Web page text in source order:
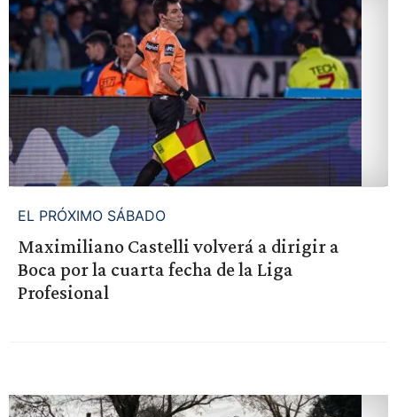
EL PRÓXIMO SÁBADO
Maximiliano Castelli volverá a dirigir a
Boca por la cuarta fecha de la Liga
Profesional